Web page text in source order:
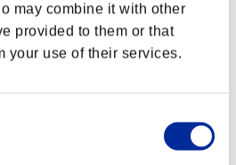
may combine it with other
provided to them or that
your use of their services.
moins